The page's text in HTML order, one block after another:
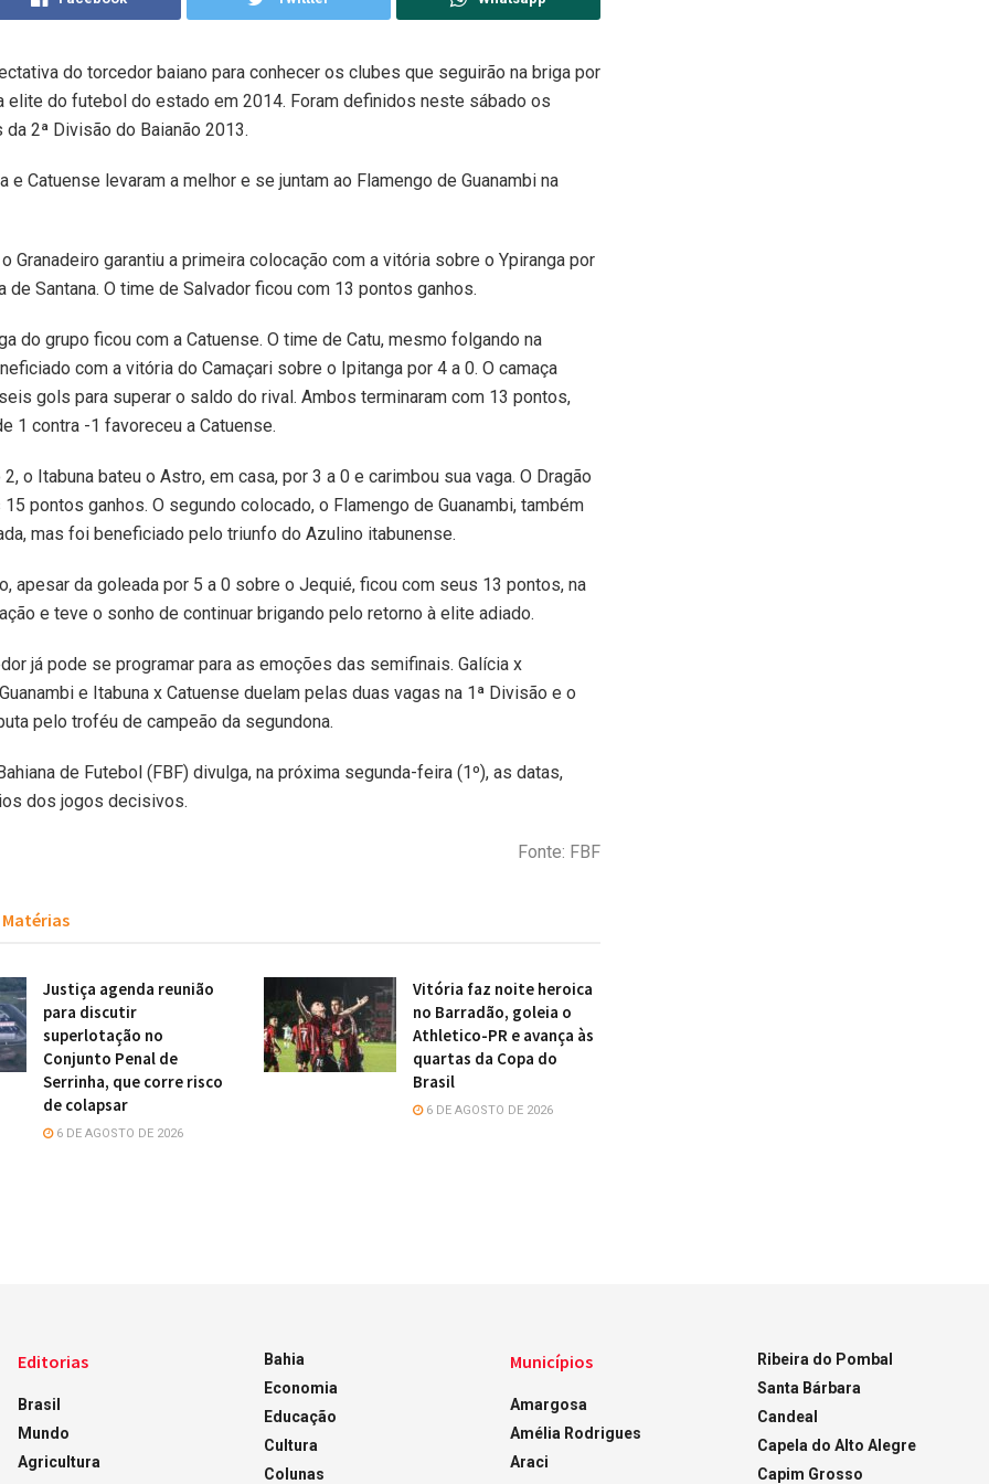
do torcedor baiano para conhecer os clubes que seguirão na briga por
elite do futebol do estado em 2014. Foram definidos neste sábado os
2ª Divisão do Baianão 2013.
e Catuense levaram a melhor e se juntam ao Flamengo de Guanambi na
Granadeiro garantiu a primeira colocação com a vitória sobre o Ypiranga por
de Santana. O time de Salvador ficou com 13 pontos ganhos.
do grupo ficou com a Catuense. O time de Catu, mesmo folgando na
com a vitória do Camaçari sobre o Ipitanga por 4 a 0. O camaça
gols para superar o saldo do rival. Ambos terminaram com 13 pontos,
1 contra -1 favoreceu a Catuense.
o Itabuna bateu o Astro, em casa, por 3 a 0 e carimbou sua vaga. O Dragão
pontos ganhos. O segundo colocado, o Flamengo de Guanambi, também
mas foi beneficiado pelo triunfo do Azulino itabunense.
apesar da goleada por 5 a 0 sobre o Jequié, ficou com seus 13 pontos, na
e teve o sonho de continuar brigando pelo retorno à elite adiado.
já pode se programar para as emoções das semifinais. Galícia x
e Itabuna x Catuense duelam pelas duas vagas na 1ª Divisão e o
pelo troféu de campeão da segundona.
de Futebol (FBF) divulga, na próxima segunda-feira (1º), as datas,
dos jogos decisivos.
Fonte: FBF
Matérias
Justiça agenda reunião
para discutir
superlotação no
Conjunto Penal de
Serrinha, que corre risco
de colapsar
6 DE AGOSTO DE 2026
Vitória faz noite heroica
no Barradão, goleia o
Athletico-PR e avança às
quartas da Copa do
Brasil
6 DE AGOSTO DE 2026
Editorias
Brasil
Mundo
Agricultura
Bahia
Economia
Educação
Cultura
Colunas
Municípios
Amargosa
Amélia Rodrigues
Araci
Ribeira do Pombal
Santa Bárbara
Candeal
Capela do Alto Alegre
Capim Grosso